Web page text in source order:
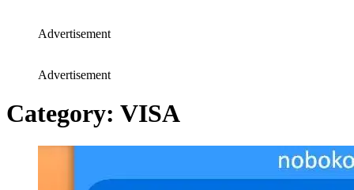
Advertisement
Advertisement
Category: VISA